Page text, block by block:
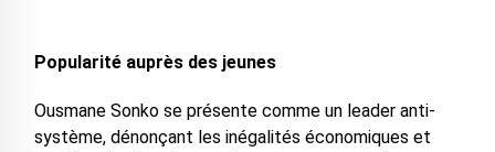
Popularité auprès des jeunes
Ousmane Sonko se présente comme un leader anti-
système, dénonçant les inégalités économiques et